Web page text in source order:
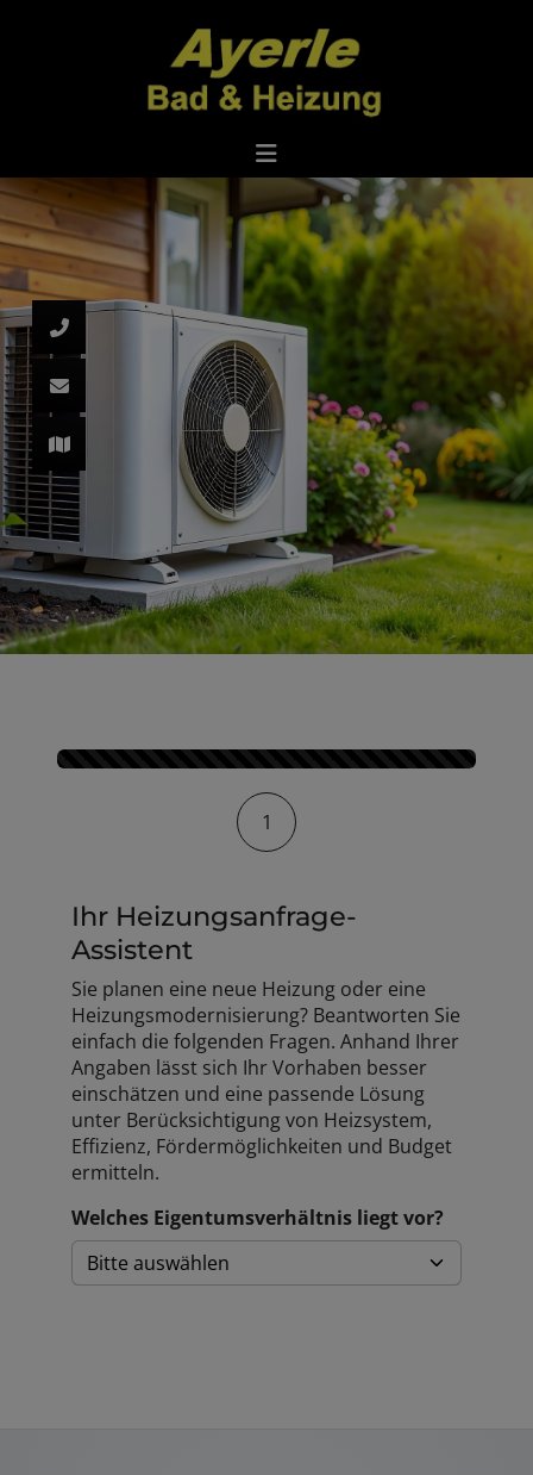
Kontaktformular-Fortschritt
1
Ihr Heizungsanfrage-
Assistent
Sie planen eine neue Heizung oder eine
Heizungsmodernisierung? Beantworten Sie
einfach die folgenden Fragen. Anhand Ihrer
Angaben lässt sich Ihr Vorhaben besser
einschätzen und eine passende Lösung
unter Berücksichtigung von Heizsystem,
Effizienz, Fördermöglichkeiten und Budget
ermitteln.
Welches Eigentumsverhältnis liegt vor?